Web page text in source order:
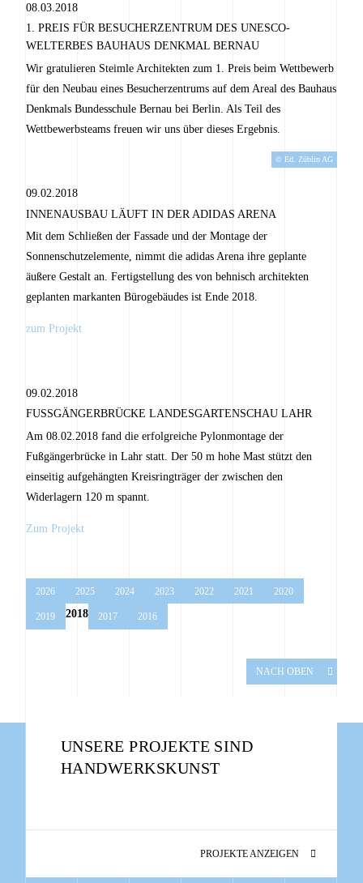
08.03.2018
1. PREIS FÜR BESUCHERZENTRUM DES UNESCO-
WELTERBES BAUHAUS DENKMAL BERNAU
Wir gratulieren Steimle Architekten zum 1. Preis beim Wettbewerb
für den Neubau eines Besucherzentrums auf dem Areal des Bauhaus
Denkmals Bundesschule Bernau bei Berlin. Als Teil des
Wettbewerbsteams freuen wir uns über dieses Ergebnis.
© Ed. Züblin AG
09.02.2018
INNENAUSBAU LÄUFT IN DER ADIDAS ARENA
Mit dem Schließen der Fassade und der Montage der
Sonnenschutzelemente, nimmt die adidas Arena ihre geplante
äußere Gestalt an. Fertigstellung des von behnisch architekten
geplanten markanten Bürogebäudes ist Ende 2018.
zum Projekt
09.02.2018
FUSSGÄNGERBRÜCKE LANDESGARTENSCHAU LAHR
Am 08.02.2018 fand die erfolgreiche Pylonmontage der
Fußgängerbrücke in Lahr statt. Der 50 m hohe Mast stützt den
einseitig aufgehängten Kreisringträger der zwischen den
Widerlagern 120 m spannt.
Zum Projekt
2026 2025 2024 2023 2022 2021 2020
2019 2018 2017 2016
NACH OBEN
UNSERE PROJEKTE SIND
HANDWERKSKUNST
PROJEKTE ANZEIGEN